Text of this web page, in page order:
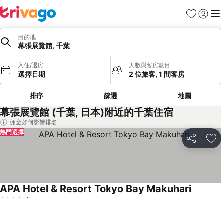
收藏夾
登入 選
目的地
幕張展覽館, 千葉
入住/退房
選擇日期
人數與客房數目
2 位旅客, 1 間客房
排序 篩選 地圖
幕張展覽館 (千葉, 日本)附近的千葉住宿
佣金如何影響排名
分享 放
熱門選擇
APA Hotel & Resort Tokyo Bay Makuhari